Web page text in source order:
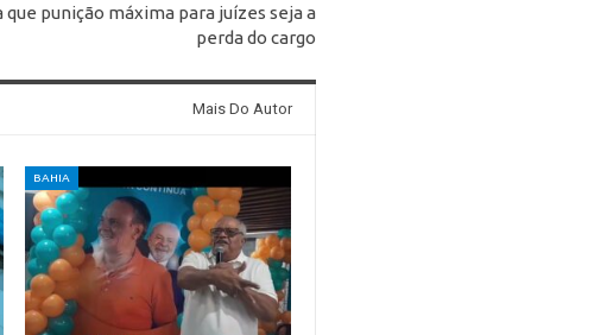
punição máxima para juízes seja a
perda do cargo
Mais Do Autor
BAHIA